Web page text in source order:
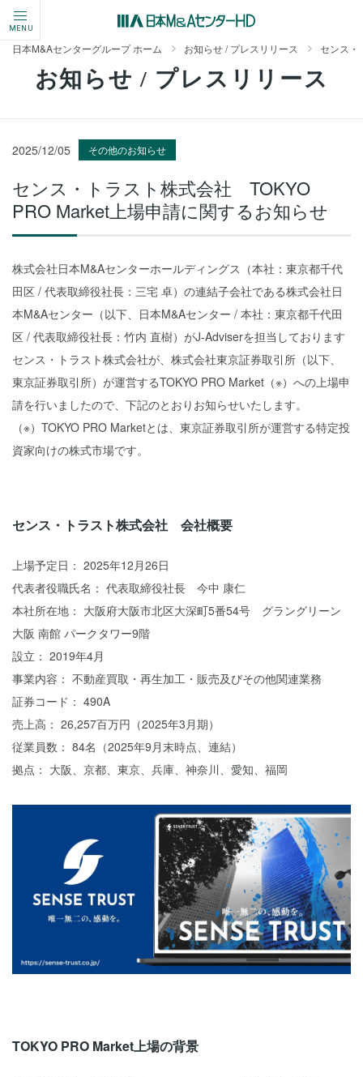
MENU
日本M&Aセンターグループ ホーム お知らせ / プレスリリース センス
お知らせ / プレスリリース
2025/12/05 その他のお知らせ
センス・トラスト株式会社 TOKYO
PRO Market上場申請に関するお知らせ
株式会社日本M&Aセンターホールディングス（本社：東京都千代
田区 / 代表取締役社長：三宅 卓）の連結子会社である株式会社日
本M&Aセンター（以下、日本M&Aセンター / 本社：東京都千代田
区 / 代表取締役社長：竹内 直樹）がJ-Adviserを担当しております
センス・トラスト株式会社が、株式会社東京証券取引所（以下、
東京証券取引所）が運営するTOKYO PRO Market（※）への上場申
請を行いましたので、下記のとおりお知らせいたします。
（※）TOKYO PRO Marketとは、東京証券取引所が運営する特定投
資家向けの株式市場です。
センス・トラスト株式会社 会社概要
上場予定日： 2025年12月26日
代表者役職氏名： 代表取締役社長 今中 康仁
本社所在地： 大阪府大阪市北区大深町5番54号 グラングリーン
大阪 南館 パークタワー9階
設立： 2019年4月
事業内容： 不動産買取・再生加工・販売及びその他関連業務
証券コード： 490A
売上高： 26,257百万円（2025年3月期）
従業員数： 84名（2025年9月末時点、連結）
拠点： 大阪、京都、東京、兵庫、神奈川、愛知、福岡
TOKYO PRO Market上場の背景